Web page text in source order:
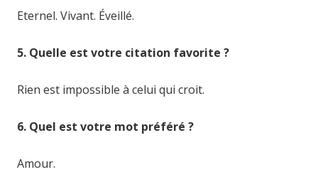
Eternel. Vivant. Éveillé.
5. Quelle est votre citation favorite ?
Rien est impossible à celui qui croit.
6. Quel est votre mot préféré ?
Amour.